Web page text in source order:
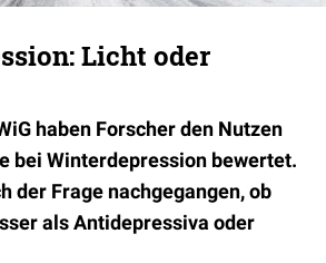
Licht oder
haben Forscher den Nutzen
bei Winterdepression bewertet.
der Frage nachgegangen, ob
als Antidepressiva oder